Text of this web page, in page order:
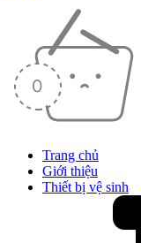
Trang chủ
Giới thiệu
Thiết bị vệ sinh